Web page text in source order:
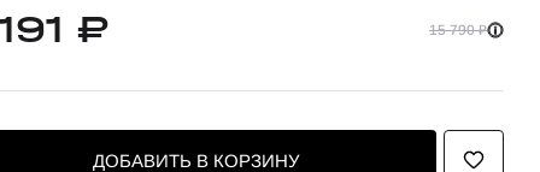
₽ 15 790 ₽
ДОБАВИТЬ В КОРЗИНУ